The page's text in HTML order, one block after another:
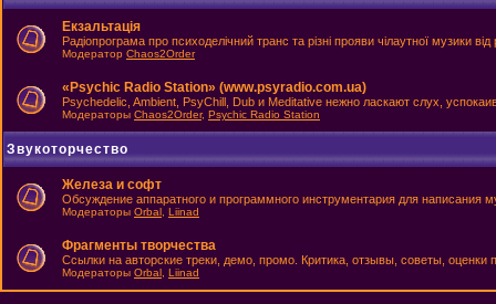
Екзальтація
Радіопрограма про психоделічний транс та різні прояви чілаутної музики
Модератор Chaos2Order
«Psychic Radio Station» (www.psyradio.com.ua)
Psychedelic, Ambient, PsyChill, Dub и Meditative нежно ласкают слух,
Модераторы Chaos2Order, Psychic Radio Station
Звукоторчество
Железа и софт
Обсуждение аппаратного и программного инструментария для написания
Модераторы Orbal Liinad
Фрагменты творчества
Ссылки на авторские треки, демо, промо. Критика, отзывы, советы, оценки
Модераторы Orbal Liinad